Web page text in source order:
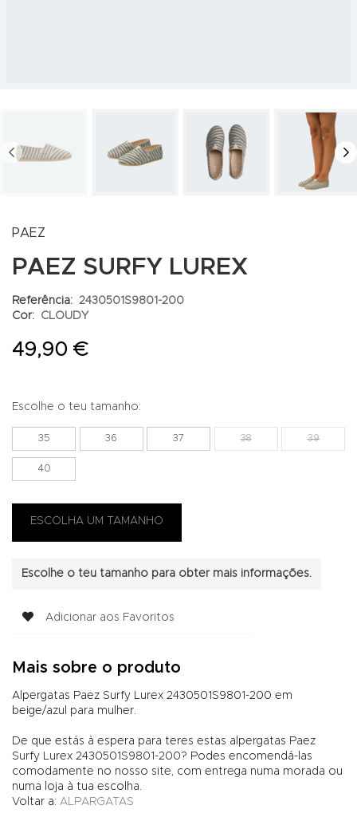
PREV
PAEZ
PAEZ SURFY LUREX
Referência: 2430501S9801-200
Cor:
CLOUDY
49,90 €
Escolhe o teu tamanho:
35 36 37 38 39
40
Escolhe o teu tamanho para obter mais informações.
Adicionar aos Favoritos
Mais sobre o produto
Alpergatas Paez Surfy Lurex 2430501S9801-200 em
beige/azul para mulher.
De que estás à espera para teres estas alpergatas Paez
Surfy Lurex 2430501S9801-200? Podes encomendá-las
comodamente no nosso site, com entrega numa morada ou
numa loja à tua escolha.
Voltar a: ALPARGATAS